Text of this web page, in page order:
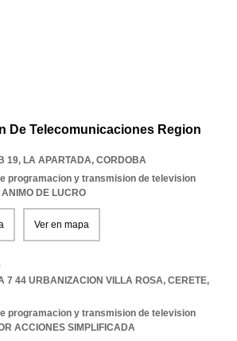
De Telecomunicaciones Region
19, LA APARTADA, CORDOBA
programacion y transmision de television
DE LUCRO
Ver en mapa
7 44 URBANIZACION VILLA ROSA, CERETE,
programacion y transmision de television
ACCIONES SIMPLIFICADA